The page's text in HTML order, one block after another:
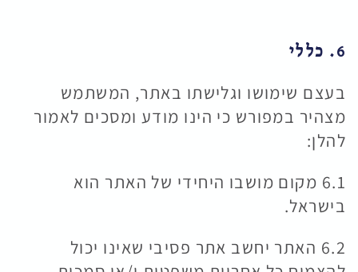
6. כללי
בעצם שימושו וגלישתו באתר, המשתמש
מצהיר במפורש כי הינו מודע ומסכים לאמור
להלן:
6.1 מקום מושבו היחידי של האתר הוא
בישראל.
6.2 האתר יחשב אתר פסיבי שאינו יכול